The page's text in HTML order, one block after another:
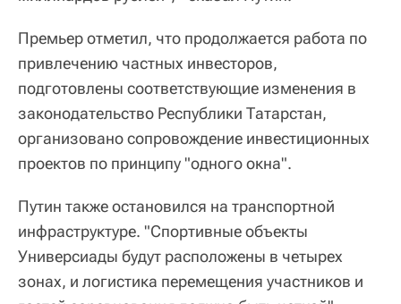
Премьер отметил, что продолжается работа по
привлечению частных инвесторов,
подготовлены соответствующие изменения в
законодательство Республики Татарстан,
организовано сопровождение инвестиционных
проектов по принципу "одного окна".
Путин также остановился на транспортной
инфраструктуре. "Спортивные объекты
Универсиады будут расположены в четырех
зонах, и логистика перемещения участников и